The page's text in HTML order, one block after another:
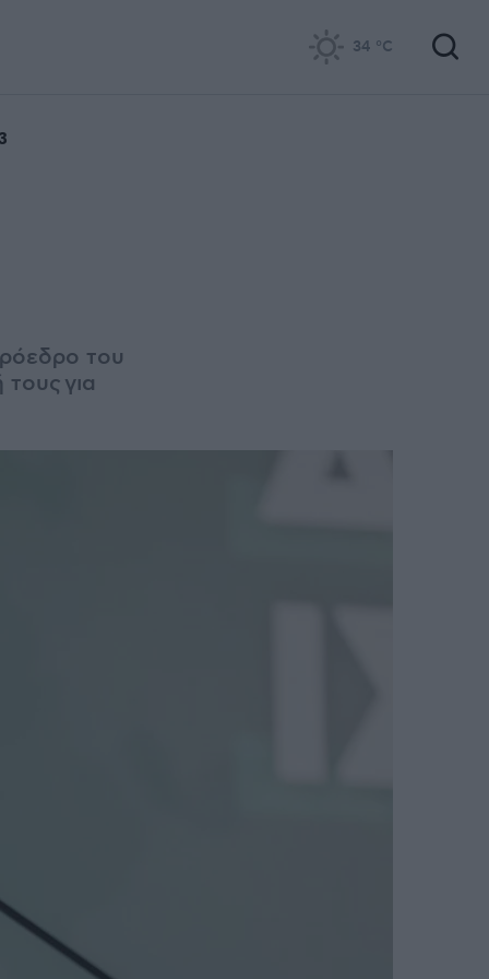
34 °C
του
τους για